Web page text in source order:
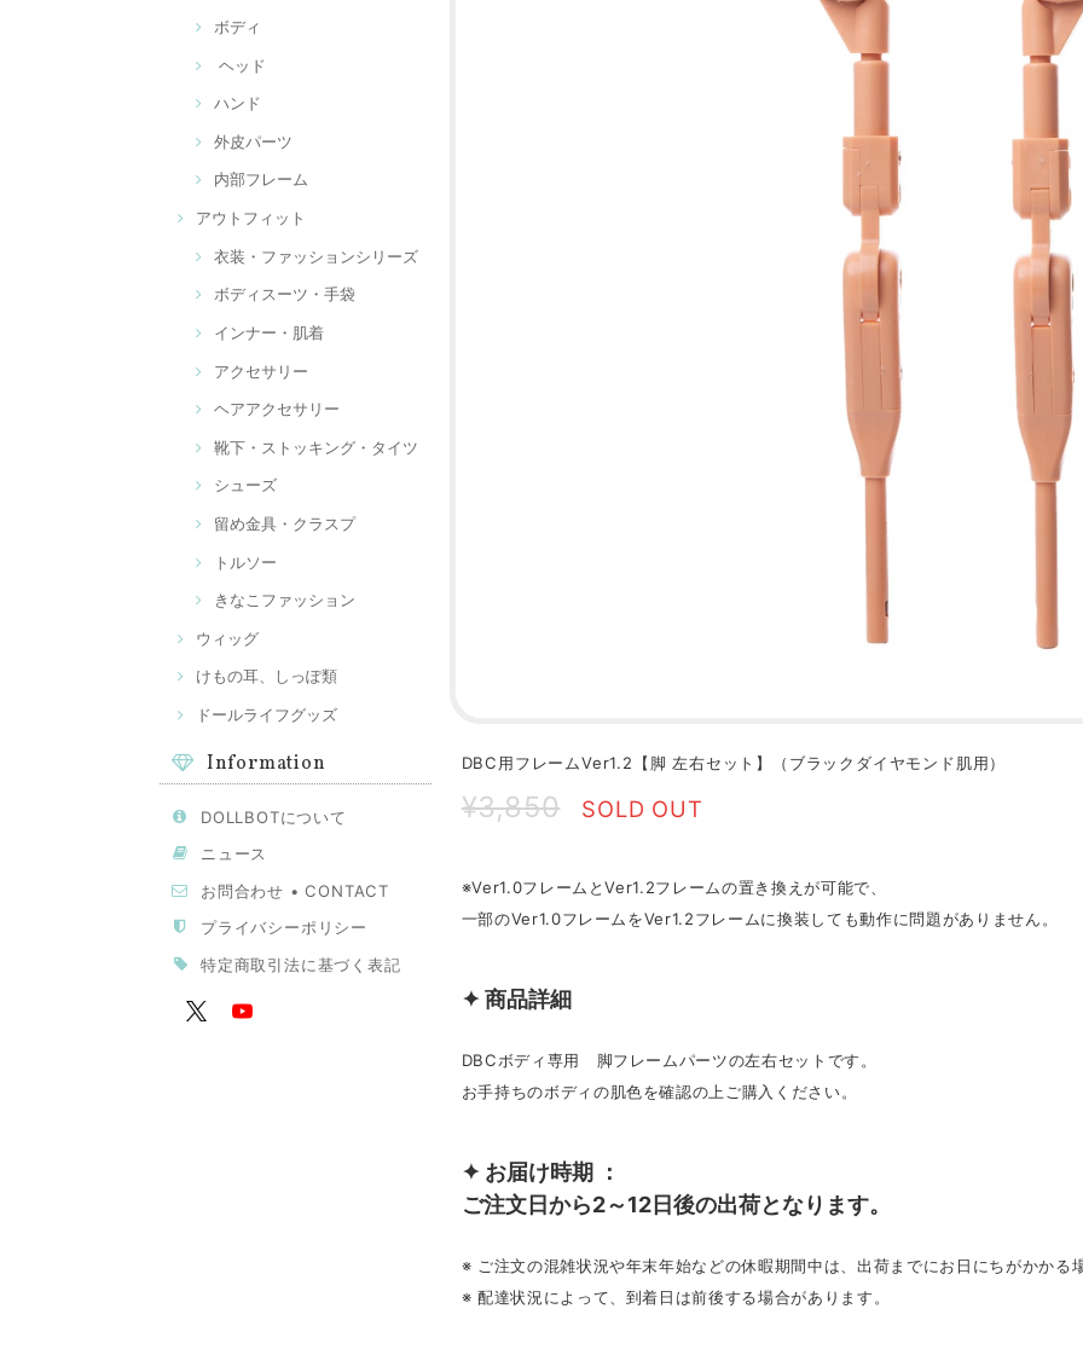
ボディ
ヘッド
ハンド
外皮パーツ
内部フレーム
アウトフィット
衣装・ファッションシリーズ
ボディスーツ・手袋
インナー・肌着
アクセサリー
ヘアアクセサリー
靴下・ストッキング・タイツ
シューズ
留め金具・クラスプ
トルソー
きなこファッション
ウィッグ
けもの耳、しっぽ類
ドールライフグッズ
Information
DOLLBOTについて
ニュース
お問合わせ • CONTACT
プライバシーポリシー
特定商取引法に基づく表記
DBC用フレームVer1.2【脚 左右セット】（ブラックダイヤモンド肌用）
¥3,850 SOLD OUT
※Ver1.0フレームとVer1.2フレームの置き換えが可能で、
一部のVer1.0フレームをVer1.2フレームに換装しても動作に問題がありません。
✦ 商品詳細
DBCボディ専用 脚フレームパーツの左右セットです。
お手持ちのボディの肌色を確認の上ご購入ください。
✦ お届け時期 ：
ご注文日から2～12日後の出荷となります。
※ ご注文の混雑状況や年末年始などの休暇期間中は、出荷までにお日にちがかかる
※ 配達状況によって、到着日は前後する場合があります。